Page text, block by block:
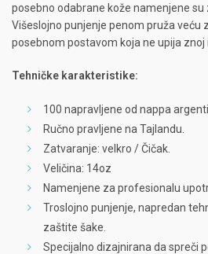
posebno odabrane kože namenjene su
Višeslojno punjenje penom pruža veću
posebnom postavom koja ne upija znoj
Tehničke karakteristike:
100 napravljene od nappa
Ručno pravljene na Tajlandu.
Zatvaranje: velkro / Čičak.
Veličina: 14oz
Namenjene za profesionalu
Troslojno punjenje, napredan
zaštite šake.
Specijalno dizajnirana da spreči